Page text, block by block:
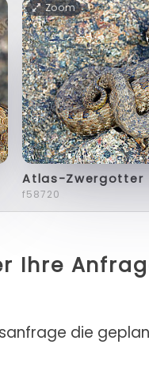
Zoom
Atlas-Zwergotter
f58720
Ihre
die